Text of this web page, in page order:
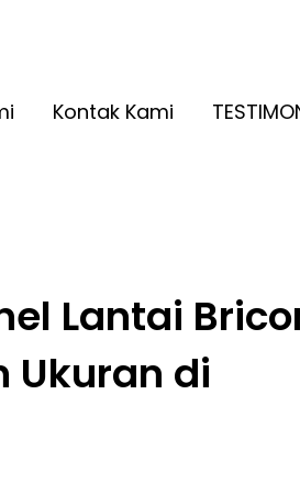
Kontak Kami
Lantai
Ukuran di